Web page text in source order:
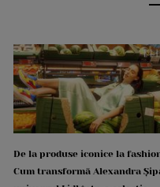
De la produse iconice la
Cum transformă Alexandra